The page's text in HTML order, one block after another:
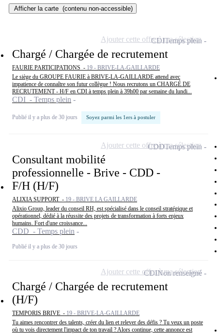
Afficher la carte (contenu non-accessible)
Chargé / Chargée de recrutement
FAURIE PARTICIPATIONS - 19 - BRIVE-LA-GAILLARDE
Le siège du GROUPE FAURIE à BRIVE-LA-GAILLARDE attend avec
impatience de connaître son futur collègue ! Nous recrutons un CHARGÉ DE
RECRUTEMENT - H/F en CDI à temps plein à 39h00 par semaine du lundi...
CDI - Temps plein
Publié il y a plus de 30 jours Soyez parmi les 1ers à postuler
CDITemps plein
Ajouter cette offre à ma sélection
Consultant mobilité
professionnelle - Brive - CDD -
F/H (H/F)
ALIXIA SUPPORT - 19 - BRIVE LA GAILLARDE
Alixio Group, leader du conseil RH, est spécialisé dans le conseil stratégique et
opérationnel, dédié à la réussite des projets de transformation à forts enjeux
humains. Fort d'une croissance...
CDD - Temps plein
Publié il y a plus de 30 jours
CDDTemps plein
Ajouter cette offre à ma sélection
Chargé / Chargée de recrutement
(H/F)
TEMPORIS BRIVE - 19 - BRIVE-LA-GAILLARDE
Tu aimes rencontrer des talents, créer du lien et relever des défis ? Tu veux un poste
où tu vois directement l'impact de ton travail ? Alors continue, cette annonce est
CDINon renseigné
Ajouter cette offre à ma sélection